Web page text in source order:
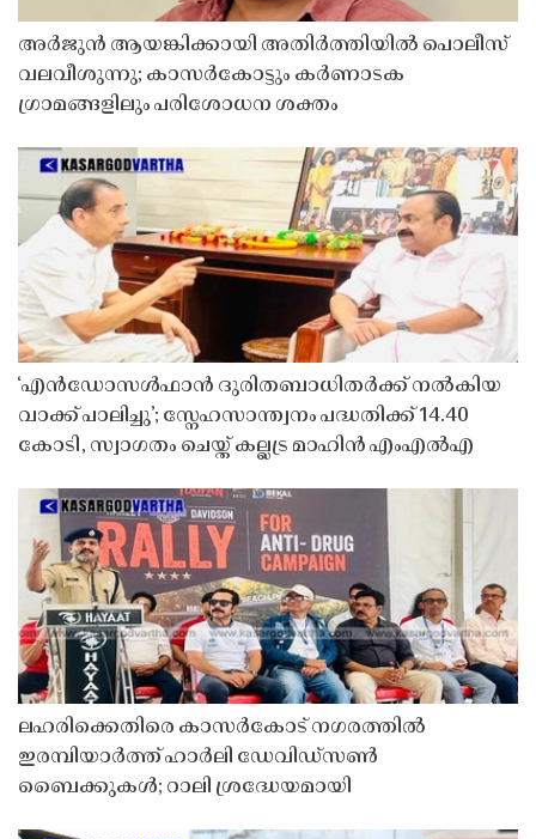
അർജുൻ ആയങ്കിക്കായി അതിർത്തിയിൽ പൊലീസ്
വലവീശുന്നു; കാസർകോട്ടും കർണാടക
ഗ്രാമങ്ങളിലും പരിശോധന ശക്തം
‘എൻഡോസൾഫാൻ ദുരിതബാധിതർക്ക് നൽകിയ
വാക്ക് പാലിച്ചു’; സ്നേഹസാന്ത്വനം പദ്ധതിക്ക് 14.40
കോടി, സ്വാഗതം ചെയ്ത് കല്ലട്ര മാഹിൻ എംഎൽഎ
ലഹരിക്കെതിരെ കാസർകോട് നഗരത്തിൽ
ഇരമ്പിയാർത്ത് ഹാർലി ഡേവിഡ്‌സൺ
ബൈക്കുകൾ; റാലി ശ്രദ്ധേയമായി